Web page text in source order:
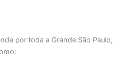
por toda a Grande São Paulo,